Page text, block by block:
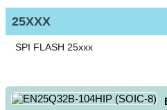
25XXX
SPI FLASH 25xxx